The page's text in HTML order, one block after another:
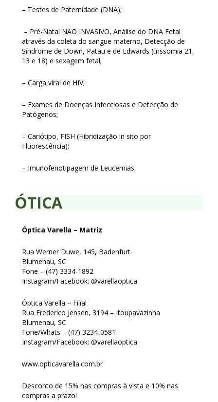
– Testes de Paternidade (DNA);
– Pré-Natal NÃO INVASIVO, Análise do DNA Fetal
através da coleta do sangue materno, Detecção de
Síndrome de Down, Patau e de Edwards (trissomia 21,
13 e 18) e sexagem fetal;
– Carga viral de HIV;
– Exames de Doenças Infecciosas e Detecção de
Patógenos;
– Cariótipo, FISH (Hibridização in sito por
Fluorescência);
– Imunofenotipagem de Leucemias.
ÓTICA
Óptica Varella – Matriz
Rua Werner Duwe, 145, Badenfurt
Blumenau, SC
Fone – (47) 3334-1892
Instagram/Facebook: @varellaoptica
Óptica Varella – Filial
Rua Frederico Jensen, 3194 – Itoupavazinha
Blumenau, SC
Fone/Whats – (47) 3234-0581
Instagram/Facebook: @varellaoptica
www.opticavarella.com.br
Desconto de 15% nas compras à vista e 10% nas
compras a prazo!